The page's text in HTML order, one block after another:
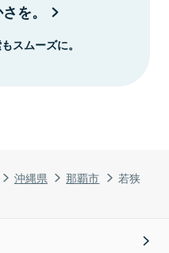
沖縄県 那覇市 若狭
を。
スムーズに。